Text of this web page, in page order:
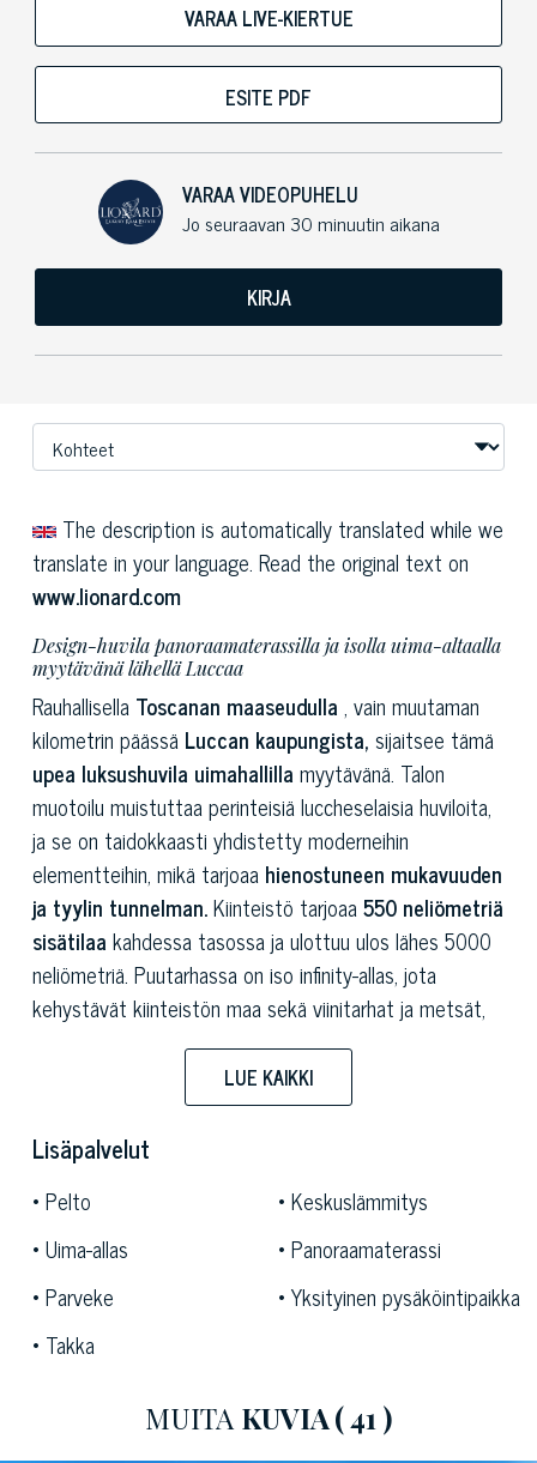
VARAA LIVE-KIERTUE
ESITE PDF
VARAA VIDEOPUHELU
Jo seuraavan 30 minuutin aikana
KIRJA
The description is automatically translated while we
translate in your language. Read the original text on
www.lionard.com
Design-huvila panoraamaterassilla ja isolla uima-altaalla
myytävänä lähellä Luccaa
Rauhallisella Toscanan maaseudulla , vain muutaman
kilometrin päässä Luccan kaupungista, sijaitsee tämä
upea luksushuvila uimahallilla myytävänä. Talon
muotoilu muistuttaa perinteisiä luccheselaisia huviloita,
ja se on taidokkaasti yhdistetty moderneihin
elementteihin, mikä tarjoaa hienostuneen mukavuuden
ja tyylin tunnelman.Kiinteistö tarjoaa550 neliömetriä
sisätilaa kahdessa tasossa ja ulottuu ulos lähes 5000
neliömetriä. Puutarhassa on iso infinity-allas, jota
kehystävät kiinteistön maa sekä viinitarhat ja metsät,
jotka peittävät ympäröiviä kukkuloita niin pitkälle kuin
oliivilehtojen maisemaan upotettu myytävä kiinteistö
tarjoaa
aidon kokemuksen Toscanan maaseudusta.
päässä historiallisista muureistaan kuuluisastaLuccasta
. Pisa,kaltevan tornin kaupunki;Firenze,alueen
pääkaupunki ja tärkeä taidekaupunki maailman
kauneimpien joukossa; sekä
Nykypäivän maalaistalo on seurausta eklektisesta
LUE KAIKKI
Lisäpalvelut
Pelto
Keskuslämmitys
Uima-allas
Panoraamaterassi
Parveke
Yksityinen pysäköintipaikka
Takka
MUITA KUVIA( 41 )